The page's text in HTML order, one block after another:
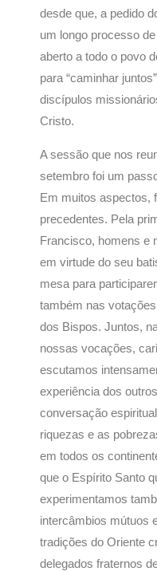
desde que, a pedido
um longo processo
aberto a todo o povo
para “caminhar
discípulos
Cristo.
A sessão que nos
setembro foi um
Em muitos aspectos,
precedentes. Pela
Francisco, homens e
em virtude do seu
mesa para
também nas
dos Bispos. Juntos,
nossas vocações,
escutamos
experiência dos
conversação
riquezas e as
em todos os
que o Espírito Santo
experimentamos
intercâmbios mútuos
tradições do Oriente
delegados fraternos